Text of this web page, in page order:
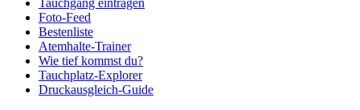
Foto-Feed
Bestenliste
Atemhalte-Trainer
Wie tief kommst du?
Tauchplatz-Explorer
Druckausgleich-Guide